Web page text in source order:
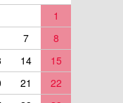
1
7
8
14
15
21
22